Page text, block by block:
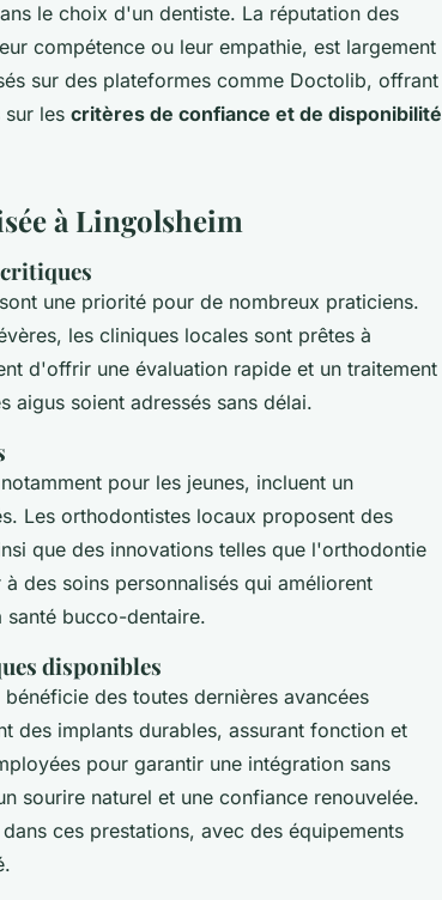
le choix d'un dentiste. La réputation des
compétence ou leur empathie, est largement
sur des plateformes comme Doctolib, offrant
les critères de confiance et de disponibilité
à Lingolsheim
sont une priorité pour de nombreux praticiens.
les cliniques locales sont prêtes à
d'offrir une évaluation rapide et un traitement
aigus soient adressés sans délai.
pour les jeunes, incluent un
Les orthodontistes locaux proposent des
que des innovations telles que l'orthodontie
des soins personnalisés qui améliorent
santé bucco-dentaire.
disponibles
des toutes dernières avancées
des implants durables, assurant fonction et
pour garantir une intégration sans
sourire naturel et une confiance renouvelée.
ces prestations, avec des équipements